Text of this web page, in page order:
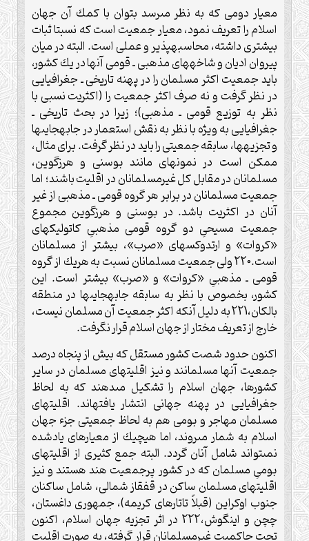
معيار دومى كه به نظر مى‏رسد بتوان با كمك آن جهان
اسلام را تعريف نمود، معيار جمعيت است كه نسبتا ثبات
بيشترى داشته، محاسبه‏پذير و عملى است. البته در ميان
پيروان اديان و شاخه‏هاى مذهبى ـ قومى آنها در يك كشور،
بايد جمعيت اكثر مسلمان را در پهنه تاريخى ـ جغرافيايى
در نظر گرفت و نه صرف اكثر جمعيت را (اكثريت نسبى با
نظر به توزيع قومى ـ مذهبى)؛ زيرا در بحث تاريخى ـ
جغرافيايى به ويژه با نظر به نقش استعمار در جابه‏جايى‏ها
و تجزيه‏ها، سابقه جمعيتى را بايد در نظر گرفت. براى مثال،
ممكن است در نمونه‏اى مانند بوسنى و هرزگوين،
مسلمانان در مقابل كل غيرمسلمانان در اقليت باشند؛ اما
جمعيت مسلمانان در برابر هر گروه قومى ـ مذهبى از غير
آنان در اكثريت باشد. در بوسنى و هرزگوين مجموع
جمعيت مسيحىِ دو گروه قومى مذهبىِ كاتوليك‏هاى
«كروات» و ارتدوكس‏هاى «صرب»، بيشتر از مسلمانان
است.220 ولى جمعيت مسلمانان نسبت به هريك از گروه
قومى ـ مذهبىِ «كروات» و «صرب» بيشتر است. اين
كشور، بخصوص با نظر به سابقه جابه‏جايى‏ها در منطقه
بالكان،221 به دليل آنكه اكثر جمعيت آن مسلمان نيست،
خارج از تعريف مختار از جهان اسلام قرار نگرفت.
اكنون حدود شصت كشور مستقل كه بيش از پنجاه درصد
جمعيت آنها مسلمانند و نيز اقليت‏هاى مسلمان در ساير
كشورها، جهان اسلام را تشكيل مى‏دهند كه به لحاظ
جغرافيايى در پهنه جهانى انتشار يافته‏اند. اقليت‏هاى
مسلمان مهاجر و بومى هم به لحاظ جمعيتى جزء جهان
اسلام به شمار مى‏روند، اما هيچ‏يك از معيارهاى يادشده
نمى‏تواند شامل آنان گردد. البته جمع كثيرى از اقليت‏هاى
بومىِ مسلمان كه در كشور پرجمعيت هند هستند و نيز
اقليت‏هاى مسلمان ساكن در قفقاز شمالى، شامل ساكنان
جنوب اوكراين (قبلاً تاتارهاى كريمه)، جمهورى داغستان،
چچن و اينگوش،222 در اثر تجزيه جهان اسلام، اكنون